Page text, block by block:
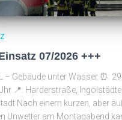
07/2026 +++
– Gebäude unter Wasser ⏰️:
📍: Harderstraße,
Nach einem kurzen, aber
Unwetter am Montagabend